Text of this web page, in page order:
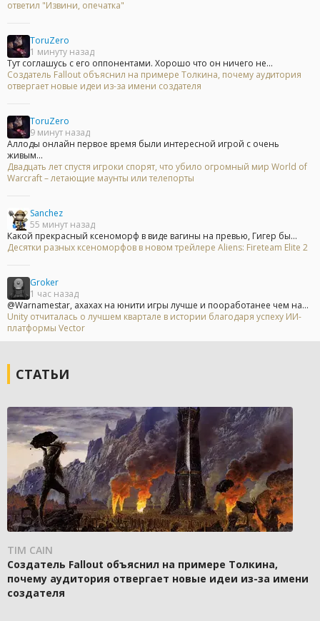
ответил "Извини, опечатка"
ToruZero
1 минуту назад
Тут соглашусь с его оппонентами. Хорошо что он ничего не...
Создатель Fallout объяснил на примере Толкина, почему аудитория
отвергает новые идеи из-за имени создателя
ToruZero
9 минут назад
Аллоды онлайн первое время были интересной игрой с очень
живым...
Двадцать лет спустя игроки спорят, что убило огромный мир World of
Warcraft – летающие маунты или телепорты
Sanchez
55 минут назад
Какой прекрасный ксеноморф в виде вагины на превью, Гигер бы...
Десятки разных ксеноморфов в новом трейлере Aliens: Fireteam Elite 2
Groker
1 час назад
@Warnamestar, ахахах на юнити игры лучше и пооработанее чем на...
Unity отчиталась о лучшем квартале в истории благодаря успеху ИИ-
платформы Vector
СТАТЬИ
TIM CAIN
Создатель Fallout объяснил на примере Толкина,
почему аудитория отвергает новые идеи из-за имени
создателя